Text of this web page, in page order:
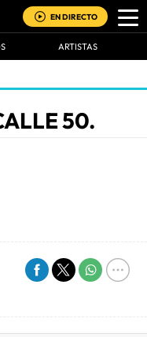
EN DIRECTO
ARTISTAS
50.